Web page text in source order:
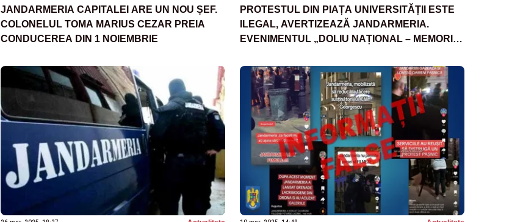
JANDARMERIA CAPITALEI ARE UN NOU ȘEF.
COLONELUL TOMA MARIUS CEZAR PREIA
CONDUCEREA DIN 1 NOIEMBRIE
PROTESTUL DIN PIAȚA UNIVERSITĂȚII ESTE
ILEGAL, AVERTIZEAZĂ JANDARMERIA.
EVENIMENTUL „DOLIU NAȚIONAL – MEMORII
NECESARE